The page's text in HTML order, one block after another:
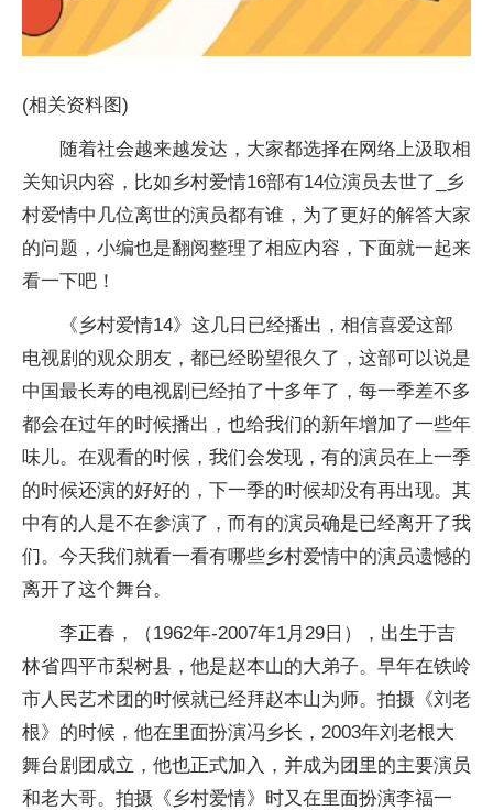
(相关资料图)
随着社会越来越发达，大家都选择在网络上汲取相
关知识内容，比如乡村爱情16部有14位演员去世了_乡
村爱情中几位离世的演员都有谁，为了更好的解答大家
的问题，小编也是翻阅整理了相应内容，下面就一起来
看一下吧！
《乡村爱情14》这几日已经播出，相信喜爱这部
电视剧的观众朋友，都已经盼望很久了，这部可以说是
中国最长寿的电视剧已经拍了十多年了，每一季差不多
都会在过年的时候播出，也给我们的新年增加了一些年
味儿。在观看的时候，我们会发现，有的演员在上一季
的时候还演的好好的，下一季的时候却没有再出现。其
中有的人是不在参演了，而有的演员确是已经离开了我
们。今天我们就看一看有哪些乡村爱情中的演员遗憾的
离开了这个舞台。
李正春，（1962年-2007年1月29日），出生于吉
林省四平市梨树县，他是赵本山的大弟子。早年在铁岭
市人民艺术团的时候就已经拜赵本山为师。拍摄《刘老
根》的时候，他在里面扮演冯乡长，2003年刘老根大
舞台剧团成立，他也正式加入，并成为团里的主要演员
和老大哥。拍摄《乡村爱情》时又在里面扮演李福一